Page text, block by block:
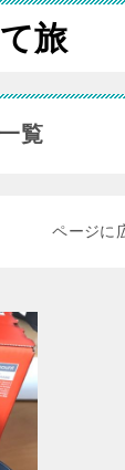
旅
覧
ページに